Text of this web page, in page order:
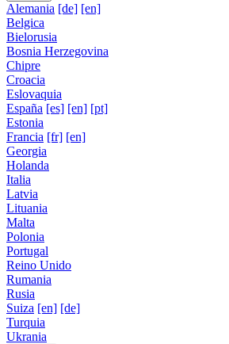
Alemania [de] [en]
Belgica
Bielorusia
Bosnia Herzegovina
Chipre
Croacia
Eslovaquia
España [es] [en] [pt]
Estonia
Francia [fr] [en]
Georgia
Holanda
Italia
Latvia
Lituania
Malta
Polonia
Portugal
Reino Unido
Rumania
Rusia
Suiza [en] [de]
Turquia
Ukrania